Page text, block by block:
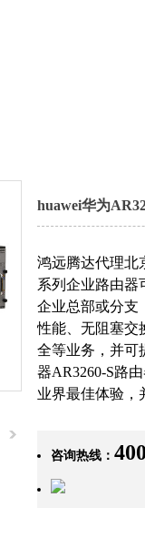
huawei华为
鸿远腾达代理北
系列企业路由器
企业总部或分支
性能、无阻塞交
全等业务，并可
器AR3260-S路
业界最佳体验，
咨询热线：